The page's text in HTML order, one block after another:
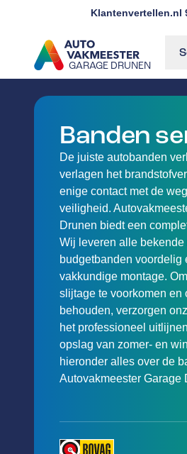
Klantenvertellen.nl
GARAGE DRUNEN
GA NAAR DE HOMEPAGINA
Banden
De juiste autobanden
verlagen het
enige contact met de
veiligheid.
Drunen biedt een
Wij leveren alle bekende
budgetbanden voordelig
vakkundige montage.
slijtage te voorkomen en
behouden, verzorgen
het professioneel
opslag van zomer- en
hieronder alles over de
Autovakmeester Garage